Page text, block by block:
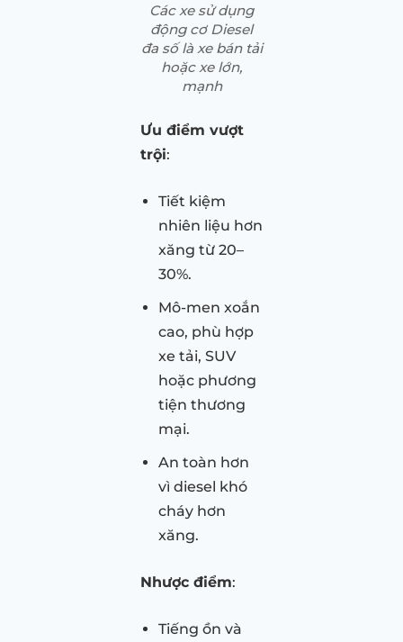
Các xe sử dụng
động cơ Diesel
đa số là xe bán tải
hoặc xe lớn,
mạnh
Ưu điểm vượt
trội:
Tiết kiệm
nhiên liệu hơn
xăng từ 20–
30%.
Mô-men xoắn
cao, phù hợp
xe tải, SUV
hoặc phương
tiện thương
mại.
An toàn hơn
vì diesel khó
cháy hơn
xăng.
Nhược điểm:
Tiếng ồn và